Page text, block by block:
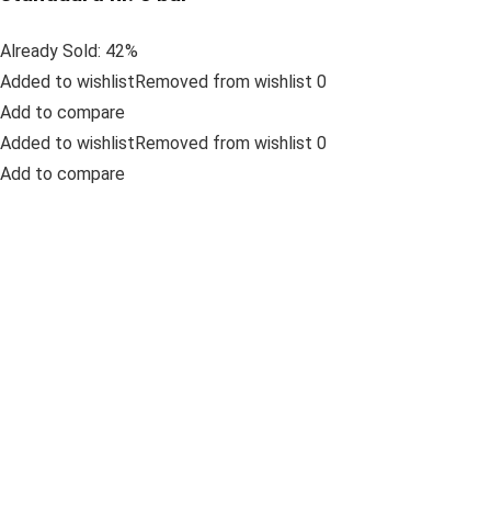
Already Sold: 42%
Added to wishlistRemoved from wishlist 0
Add to compare
Added to wishlistRemoved from wishlist 0
Add to compare